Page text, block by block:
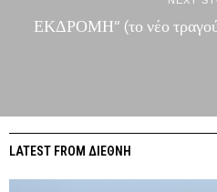
ΕΚΔΡΟΜΗ” (το νέο
LATEST FROM ΔΙΕΘΝΗ